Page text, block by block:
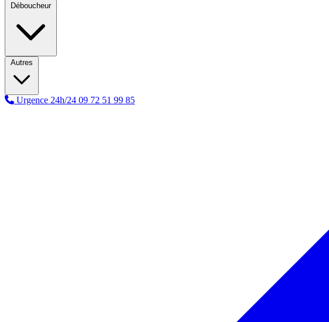
Déboucheur
Autres
Urgence 24h/24 09 72 51 99 85